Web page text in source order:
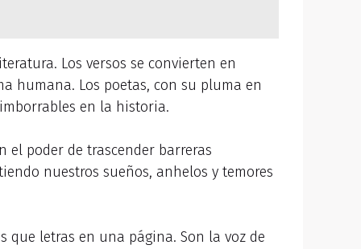
Los versos se convierten en
humana. Los poetas, con su pluma en
en la historia.
el poder de trascender barreras
nuestros sueños, anhelos y temores
letras en una página. Son la voz de